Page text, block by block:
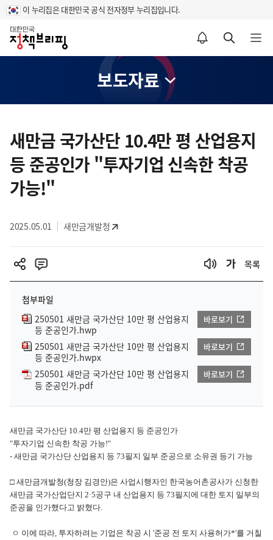
이 누리집은 대한민국 공식 전자정부 누리집입니다.
홈
알림설정 바로가기 검색 바로가기 메뉴 열기
보도자료
츠
영
역
새만금 국가산단 10.4만 평 산업용지
등 준공인가 "투자기업 신속한 착공
가능!"
2025.05.01 새만금개발청
목록
첨부파일
250501 새만금 국가산단 10만 평 산업용지
등 준공인가.hwp
바로보기
250501 새만금 국가산단 10만 평 산업용지
등 준공인가.hwpx
바로보기
250501 새만금 국가산단 10만 평 산업용지
등 준공인가.pdf
바로보기
새만금 국가산단 10.4만 평 산업용지 등 준공인가
"투자기업 신속한 착공 가능!"
- 새만금 국가산단 산업용지 등 73필지 일부 준공으로 소유권 등기 가능
□ 새만금개발청(청장 김경안)은 사업시행자인 한국농어촌공사가 신청한
새만금 국가산업단지 2·5공구 내 산업용지 등 73필지에 대한 토지 일부의
준공을 인가했다고 밝혔다.
ㅇ 이에 따라, 투자하려는 기업은 착공 시 '준공 전 토지 사용허가*'를 거칠